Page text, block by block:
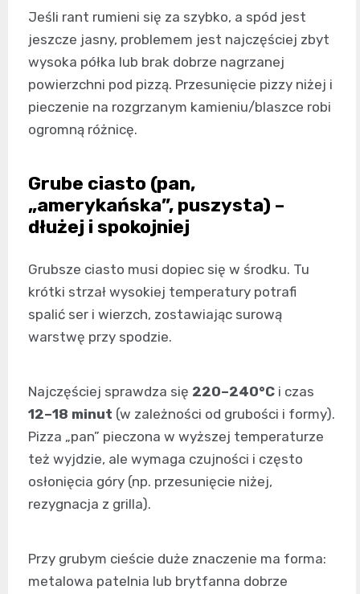
Jeśli rant rumieni się za szybko, a spód jest
jeszcze jasny, problemem jest najczęściej zbyt
wysoka półka lub brak dobrze nagrzanej
powierzchni pod pizzą. Przesunięcie pizzy niżej i
pieczenie na rozgrzanym kamieniu/blaszce robi
ogromną różnicę.
Grube ciasto (pan,
„amerykańska”, puszysta) –
dłużej i spokojniej
Grubsze ciasto musi dopiec się w środku. Tu
krótki strzał wysokiej temperatury potrafi
spalić ser i wierzch, zostawiając surową
warstwę przy spodzie.
Najczęściej sprawdza się 220–240°C i czas
12–18 minut (w zależności od grubości i formy).
Pizza „pan” pieczona w wyższej temperaturze
też wyjdzie, ale wymaga czujności i często
osłonięcia góry (np. przesunięcie niżej,
rezygnacja z grilla).
Przy grubym cieście duże znaczenie ma forma:
metalowa patelnia lub brytfanna dobrze